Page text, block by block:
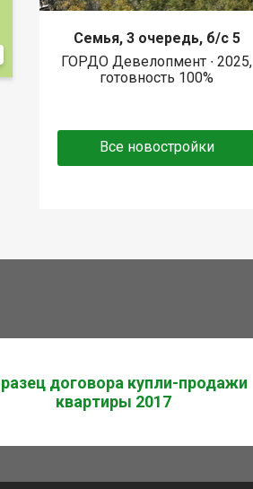
Семья, 3 очередь, б/с 5
ГОРДО Девелопмент ∙ 2025,
готовность 100%
Все новостройки
договора купли-продажи
квартиры 2017